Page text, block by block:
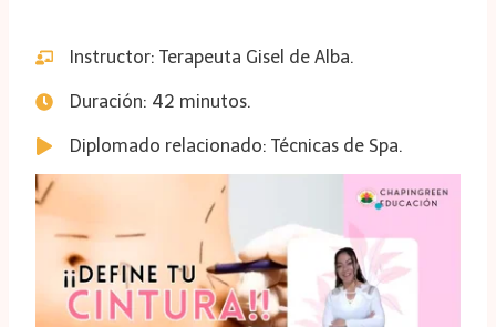
Instructor: Terapeuta Gisel de Alba.
Duración: 42 minutos.
Diplomado relacionado: Técnicas de Spa.